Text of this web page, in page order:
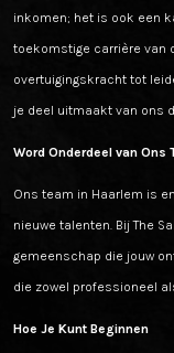
inkomen; het is ook een
toekomstige carrière van
overtuigingskracht tot
je deel uitmaakt van ons
Word Onderdeel van Ons
Ons team in Haarlem is
nieuwe talenten. Bij The
gemeenschap die jouw
die zowel professioneel
Hoe Je Kunt Beginnen